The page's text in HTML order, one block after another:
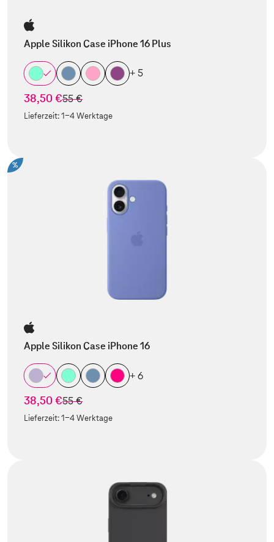
Apple Silikon Case iPhone 16 Plus
+ 5
38,50 €statt
55 €
Lieferzeit:1-4 Werktage
%
Apple Silikon Case iPhone 16
+ 6
38,50 €statt
55 €
Lieferzeit:1-4 Werktage